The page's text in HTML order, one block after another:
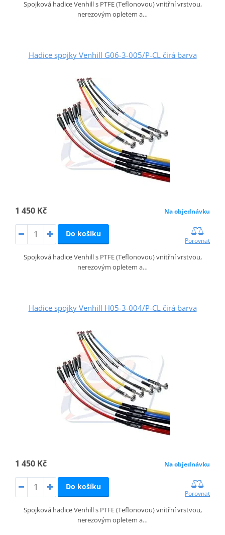
Spojková hadice Venhill s PTFE (Teflonovou) vnitřní vrstvou,
nerezovým opletem a…
Hadice spojky Venhill G06-3-005/P-CL čirá barva
1 450 Kč Na objednávku
Do košíku
Porovnat
Spojková hadice Venhill s PTFE (Teflonovou) vnitřní vrstvou,
nerezovým opletem a…
Hadice spojky Venhill H05-3-004/P-CL čirá barva
1 450 Kč Na objednávku
Do košíku
Porovnat
Spojková hadice Venhill s PTFE (Teflonovou) vnitřní vrstvou,
nerezovým opletem a…